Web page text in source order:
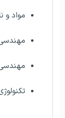
مواد و